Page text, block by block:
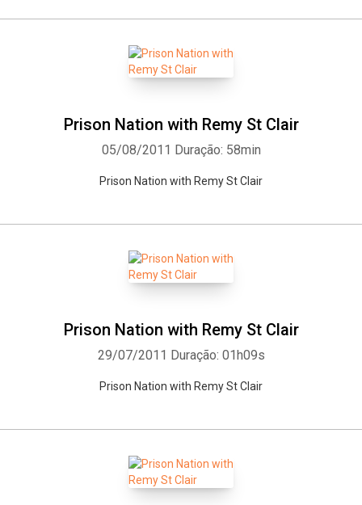
Prison Nation with Remy St Clair
05/08/2011 Duração: 58min
Prison Nation with Remy St Clair
Prison Nation with Remy St Clair
29/07/2011 Duração: 01h09s
Prison Nation with Remy St Clair